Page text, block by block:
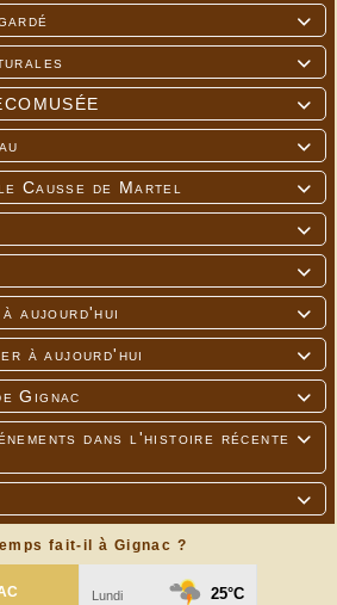





Causse de Martel



aujourd'hui

à aujourd'hui

Gignac

dans l'histoire récente

fait-il à Gignac ?